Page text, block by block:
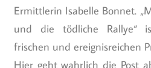
Ermittlerin Isabelle Bonnet.
und die tödliche Rallye“
frischen und ereignisreichen
Hier geht wahrlich die Post